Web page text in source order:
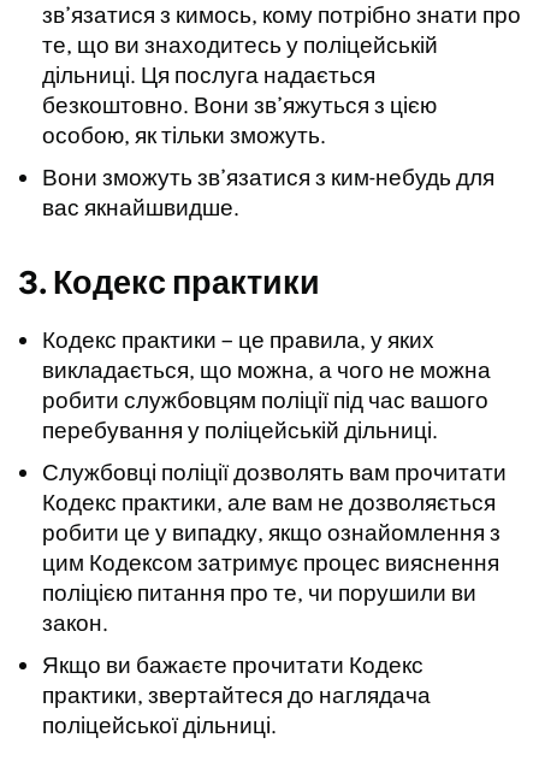
зв’язатися з кимось, кому потрібно знати про
те, що ви знаходитесь у поліцейській
дільниці. Ця послуга надається
безкоштовно. Вони зв’яжуться з цією
особою, як тільки зможуть.
Вони зможуть зв’язатися з ким-небудь для
вас якнайшвидше.
3. Кодекс практики
Кодекс практики – це правила, у яких
викладається, що можна, а чого не можна
робити службовцям поліції під час вашого
перебування у поліцейській дільниці.
Службовці поліції дозволять вам прочитати
Кодекс практики, але вам не дозволяється
робити це у випадку, якщо ознайомлення з
цим Кодексом затримує процес вияснення
поліцією питання про те, чи порушили ви
закон.
Якщо ви бажаєте прочитати Кодекс
практики, звертайтеся до наглядача
поліцейської дільниці.